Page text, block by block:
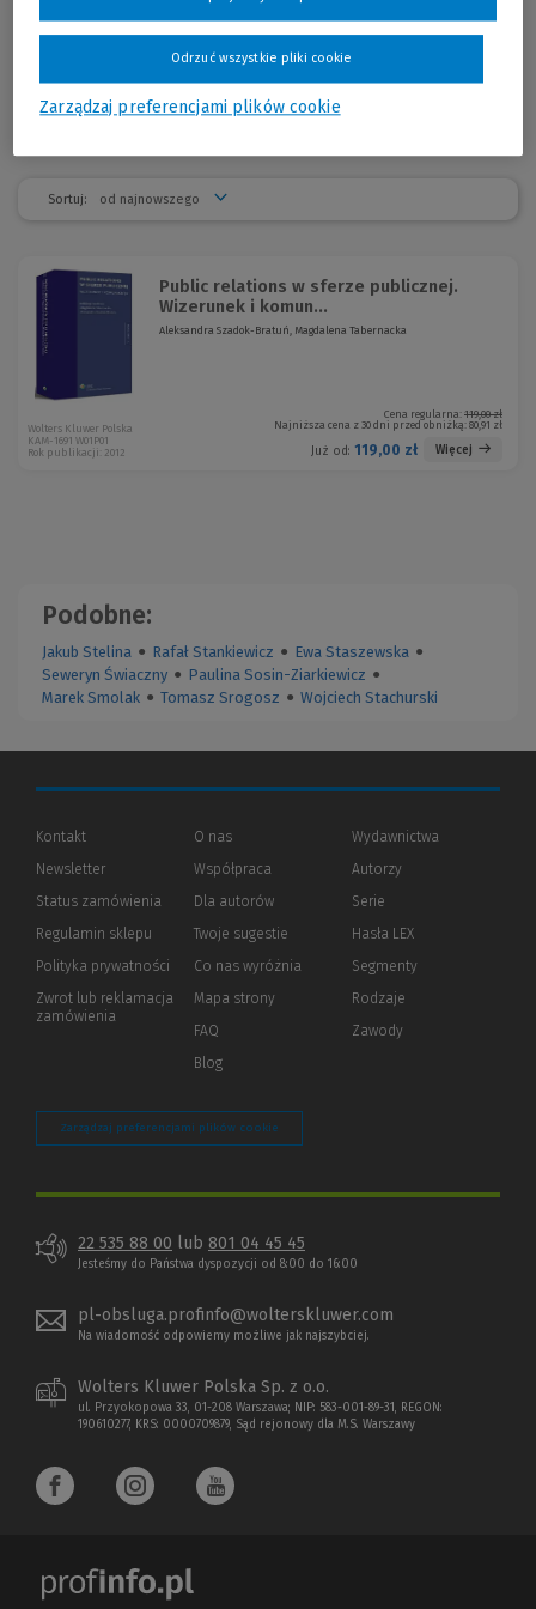
prawa administracyjnego, prawa wyznaniowego, prawa
prawa. Zajmuje się problematyką z pogranicza prawa publicznego,
Sortuj:
Public relations w sferze publicznej.
Wizerunek i komun...
Aleksandra Szadok-Bratuń, Magdalena Tabernacka
Cena regularna: 119,00 zł
Najniższa cena z 30 dni przed obniżką: 80,91 zł
Już od: 119,00 zł Więcej
Wolters Kluwer Polska
KAM-1691 W01P01
Rok publikacji: 2012
Podobne:
Jakub Stelina ● Rafał Stankiewicz ● Ewa Staszewska ●
Seweryn Świaczny ● Paulina Sosin-Ziarkiewicz ●
Marek Smolak ● Tomasz Srogosz ● Wojciech Stachurski
Kontakt
Newsletter
Status zamówienia
Regulamin sklepu
Polityka prywatności (Nowe
(Link
innej
Zwrot lub reklamacja
zamówienia
O nas
Współpraca
Dla autorów(Nowe
(Link
innej
strony)
Twoje sugestie
Co nas wyróżnia
Mapa strony
FAQ
Blog
Wydawnictwa
Autorzy
Serie
Hasła LEX
Segmenty
Rodzaje
Zawody
Zarządzaj preferencjami plików cookie
22 535 88 00 lub 801 04 45 45
Jesteśmy do Państwa dyspozycji od 8:00 do 16:00
pl-obsluga.profinfo@wolterskluwer.com
Na wiadomość odpowiemy możliwe jak najszybciej.
Wolters Kluwer Polska Sp. z o.o.
ul. Przyokopowa 33, 01-208 Warszawa; NIP: 583-001-89-31, REGON:
190610277, KRS: 0000709879, Sąd rejonowy dla M.S. Warszawy
Zarządzaj preferencjami plików cookie
Odrzuć wszystkie pliki cookie